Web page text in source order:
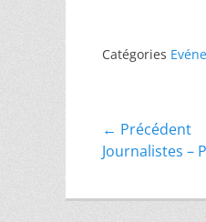
Catégories
de
l’article
← Précédent
Article
Journalistes –